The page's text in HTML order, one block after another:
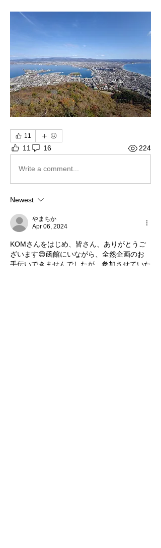
11
11 16 224
Write a comment...
Newest
やまちか
Apr 06, 2024
KOMさんをはじめ、皆さん、ありがとうご
ざいます😊函館にいながら、全然企画のお
手伝いできませんでしたが、参加させていた